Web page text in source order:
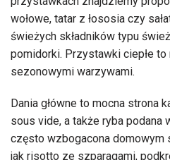
wołowe, tatar z łososia czy
świeżych składników typu
pomidorki. Przystawki ciepłe to
sezonowymi warzywami.
Dania główne to mocna strona
sous vide, a także ryba podana
często wzbogacona domowym
jak risotto ze szparagami,